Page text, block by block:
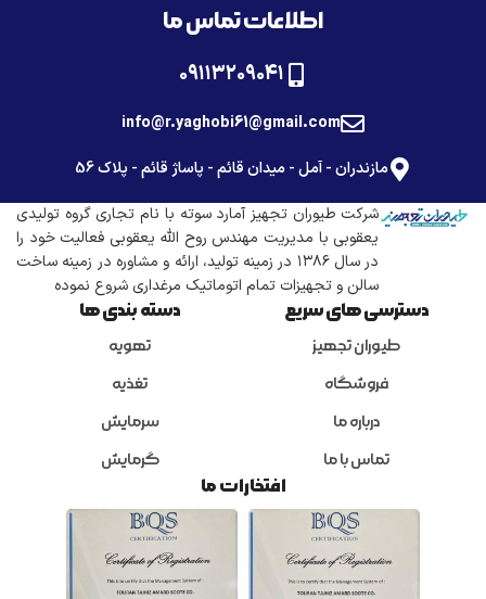
اطلاعات تماس ما
۰۹۱۱۳۲۰۹۰۴۱
info@r.yaghobi61@gmail.com
مازندران - آمل - میدان قائم - پاساژ قائم - پلاک 56
شرکت طیوران تجهیز آمارد سوته با نام تجاری گروه تولیدی
یعقوبی با مدیریت مهندس روح الله یعقوبی فعالیت خود را
در سال ۱۳۸۶ در زمینه تولید، ارائه و مشاوره در زمینه ساخت
سالن و تجهیزات تمام اتوماتیک مرغداری شروع نموده
دسترسی های سریع
طیوران تجهیز
فروشگاه
درباره ما
تماس با ما
دسته بندی ها
تهویه
تغذیه
سرمایش
گرمایش
افتخارات ما